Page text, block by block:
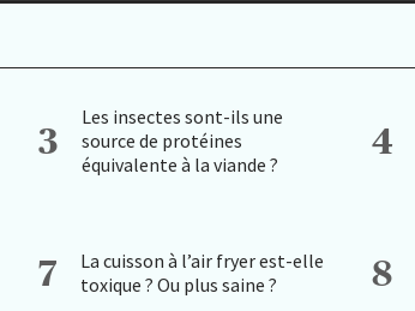
3
Les insectes sont-ils une
source de protéines
équivalente à la viande ?
4
7
La cuisson à l’air fryer est-elle
toxique ? Ou plus saine ?
8